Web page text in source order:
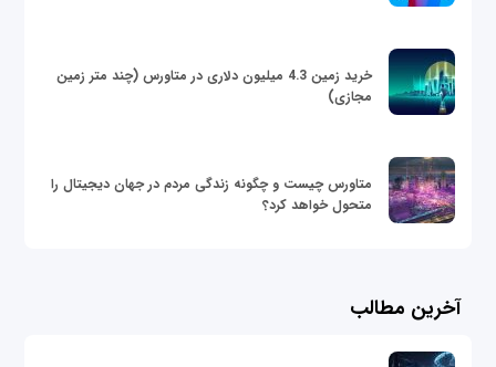
خرید زمین 4.3 میلیون دلاری در متاورس (چند متر زمین
مجازی)
متاورس چیست و چگونه زندگی مردم در جهان دیجیتال را
متحول خواهد کرد؟
آخرین مطالب